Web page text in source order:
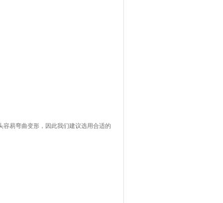
易弯曲变形，因此我们建议选用合适的